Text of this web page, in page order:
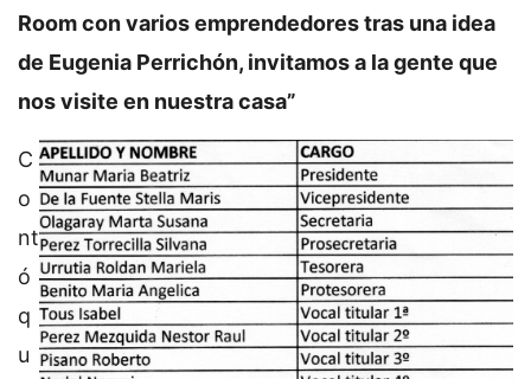
Room con varios emprendedores tras una idea
de Eugenia Perrichón, invitamos a la gente que
nos visite en nuestra casa”
C
o
nt
ó
q
u